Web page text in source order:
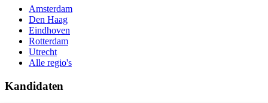
Amsterdam
Den Haag
Eindhoven
Rotterdam
Utrecht
Alle regio's
Kandidaten